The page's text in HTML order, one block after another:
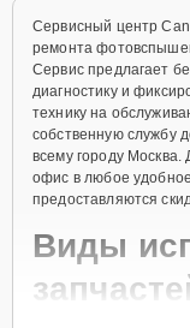
Сервисный центр
ремонта
Сервис предлагает
диагностику и
технику на
собственную службу
всему городу Москва.
офис в любое
предоставляются
Виды